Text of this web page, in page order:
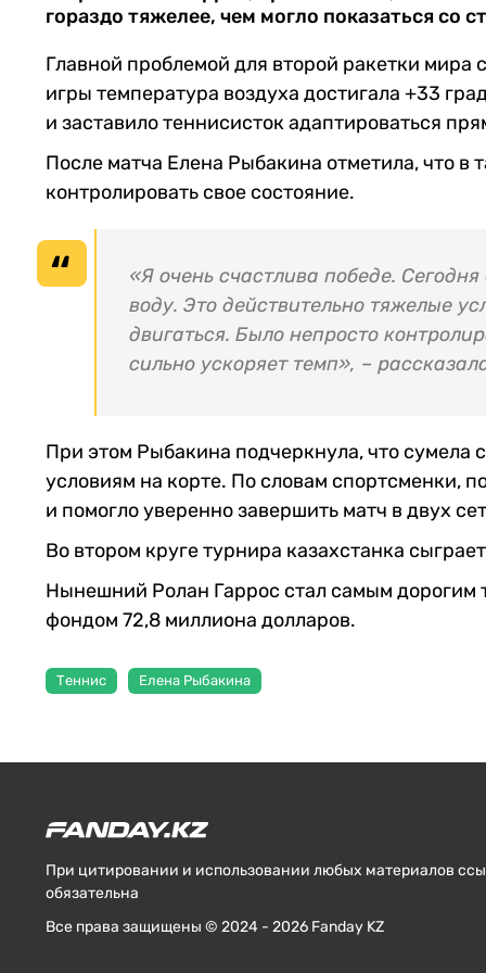
гораздо тяжелее, чем могло показаться со
Главной проблемой для второй ракетки
игры температура воздуха достигала +33
и заставило теннисисток адаптироваться
После матча Елена Рыбакина отметила, что в
контролировать свое состояние.
«Я очень счастлива победе.
воду. Это действительно тяжелые
двигаться. Было непросто
сильно ускоряет темп», –
При этом Рыбакина подчеркнула, что сумела
условиям на корте. По словам спортсменки,
и помогло уверенно завершить матч в двух
Во втором круге турнира казахстанка
Нынешний Ролан Гаррос стал самым
фондом 72,8 миллиона долларов.
Теннис Елена Рыбакина
При цитировании и использовании любых материалов
обязательна
Все права защищены © 2024 - 2026 Fanday KZ